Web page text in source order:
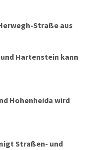
Straße aus
Hartenstein kann
Hohenheida wird
Straßen- und